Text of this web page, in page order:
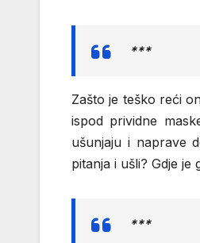
***
Zašto je teško reći
ispod prividne
ušunjaju i naprave
pitanja i ušli? Gdje je
***